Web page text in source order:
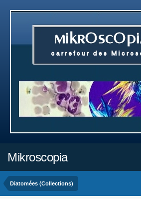
Mikroscopia
Diatomées (Collections)